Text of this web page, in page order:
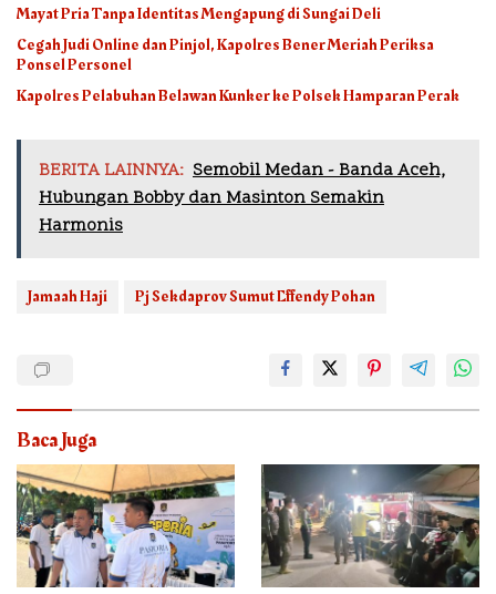
Mayat Pria Tanpa Identitas Mengapung di Sungai Deli
Cegah Judi Online dan Pinjol, Kapolres Bener Meriah Periksa
Ponsel Personel
Kapolres Pelabuhan Belawan Kunker ke Polsek Hamparan Perak
BERITA LAINNYA: Semobil Medan - Banda Aceh,
Hubungan Bobby dan Masinton Semakin
Harmonis
Jamaah Haji Pj Sekdaprov Sumut Effendy Pohan
Baca Juga